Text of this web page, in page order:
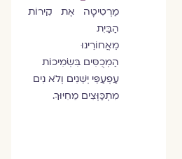
מַרְטִיטָה אֶת קִירוֹת
הַבַּיִת
מֵאֲחוֹרֵינוּ
הַמְכֻסִּים בִּשְׂמִיכוֹת
עַפְעַפֵּי יְשֵׁנִים וְלֹא נִים
מִתְכַּוְּצִים מֵחִיּוּךְ.